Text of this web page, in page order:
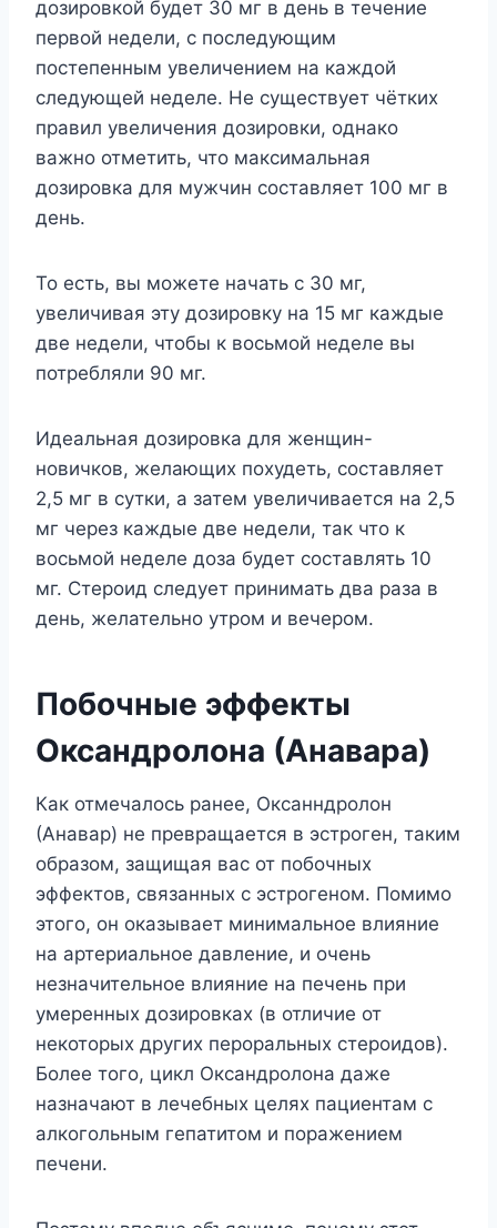
дозировкой будет 30 мг в день в течение
первой недели, с последующим
постепенным увеличением на каждой
следующей неделе. Не существует чётких
правил увеличения дозировки, однако
важно отметить, что максимальная
дозировка для мужчин составляет 100 мг в
день.
То есть, вы можете начать с 30 мг,
увеличивая эту дозировку на 15 мг каждые
две недели, чтобы к восьмой неделе вы
потребляли 90 мг.
Идеальная дозировка для женщин-
новичков, желающих похудеть, составляет
2,5 мг в сутки, а затем увеличивается на 2,5
мг через каждые две недели, так что к
восьмой неделе доза будет составлять 10
мг. Стероид следует принимать два раза в
день, желательно утром и вечером.
Побочные эффекты
Оксандролона (Анавара)
Как отмечалось ранее, Оксанндролон
(Анавар) не превращается в эстроген, таким
образом, защищая вас от побочных
эффектов, связанных с эстрогеном. Помимо
этого, он оказывает минимальное влияние
на артериальное давление, и очень
незначительное влияние на печень при
умеренных дозировках (в отличие от
некоторых других пероральных стероидов).
Более того, цикл Оксандролона даже
назначают в лечебных целях пациентам с
алкогольным гепатитом и поражением
печени.